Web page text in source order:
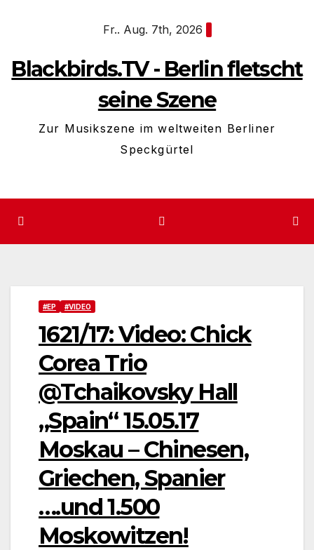
Fr.. Aug. 7th, 2026
Blackbirds.TV - Berlin fletscht
seine Szene
Zur Musikszene im weltweiten Berliner
Speckgürtel
#EP #VIDEO
1621/17: Video: Chick
Corea Trio
@Tchaikovsky Hall
„Spain“ 15.05.17
Moskau – Chinesen,
Griechen, Spanier
….und 1.500
Moskowitzen!